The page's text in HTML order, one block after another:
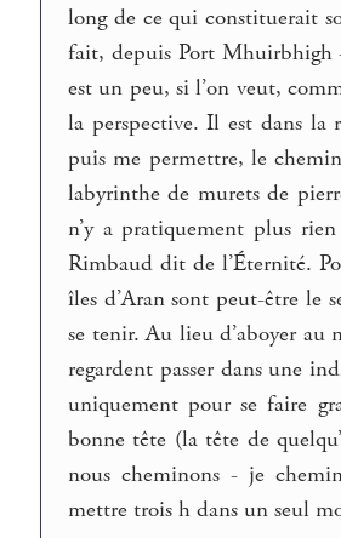
long de ce qui constituerait
fait, depuis Port Mhuirbhigh
est un peu, si l’on veut,
la perspective. Il est dans la
puis me permettre, le
labyrinthe de murets de
n’y a pratiquement plus
Rimbaud dit de l’Éternité.
îles d’Aran sont peut-être le
se tenir. Au lieu d’aboyer au
regardent passer dans une
uniquement pour se faire
bonne tête (la tête de
nous cheminons - je
mettre trois h dans un seul